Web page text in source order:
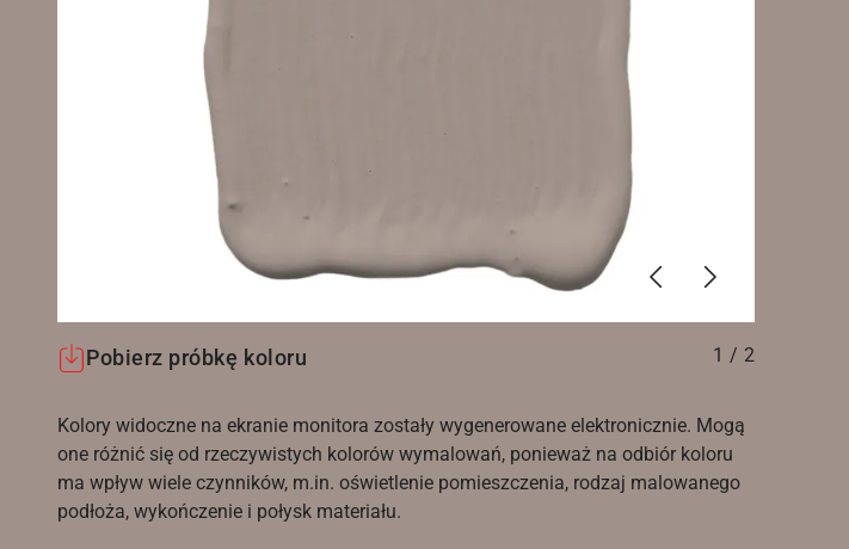
Poprzednie
Dalej
Pobierz próbkę koloru 1 / 2
Kolory widoczne na ekranie monitora zostały wygenerowane elektronicznie. Mogą
one różnić się od rzeczywistych kolorów wymalowań, ponieważ na odbiór koloru
ma wpływ wiele czynników, m.in. oświetlenie pomieszczenia, rodzaj malowanego
podłoża, wykończenie i połysk materiału.